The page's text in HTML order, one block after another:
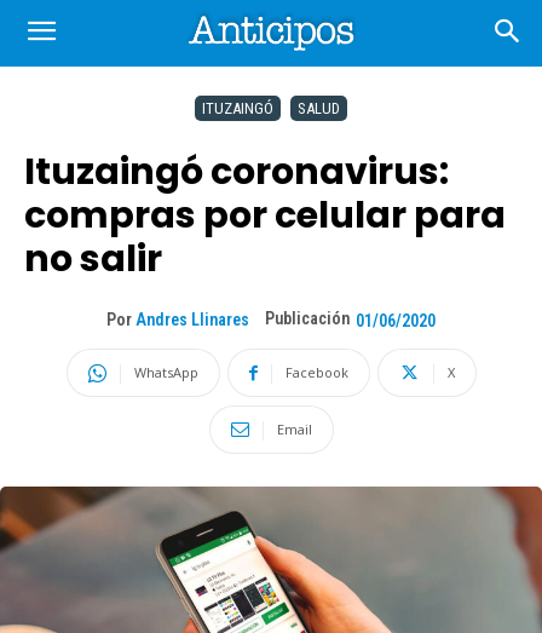
ITUZAINGÓ SALUD
Ituzaingó coronavirus:
compras por celular para
no salir
Por Andres Llinares Publicación 01/06/2020
WhatsApp Facebook X
Email